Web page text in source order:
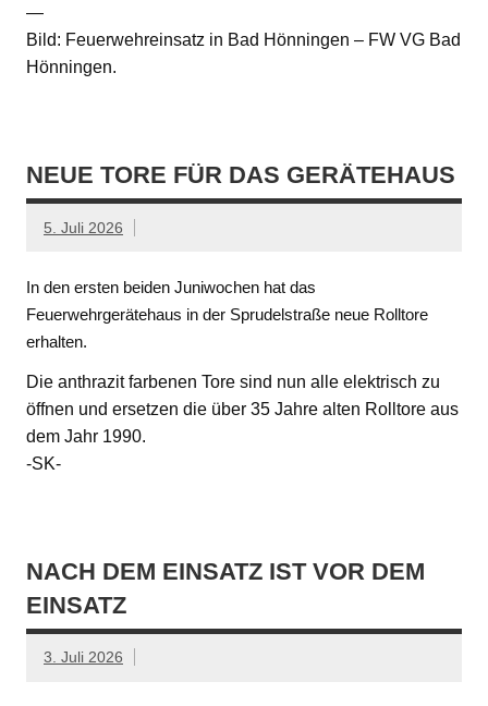
—
Bild: Feuerwehreinsatz in Bad Hönningen – FW VG Bad
Hönningen.
NEUE TORE FÜR DAS GERÄTEHAUS
5. Juli 2026
In den ersten beiden Juniwochen hat das
Feuerwehrgerätehaus in der Sprudelstraße neue Rolltore
erhalten.
Die anthrazit farbenen Tore sind nun alle elektrisch zu
öffnen und ersetzen die über 35 Jahre alten Rolltore aus
dem Jahr 1990.
-SK-
NACH DEM EINSATZ IST VOR DEM
EINSATZ
3. Juli 2026